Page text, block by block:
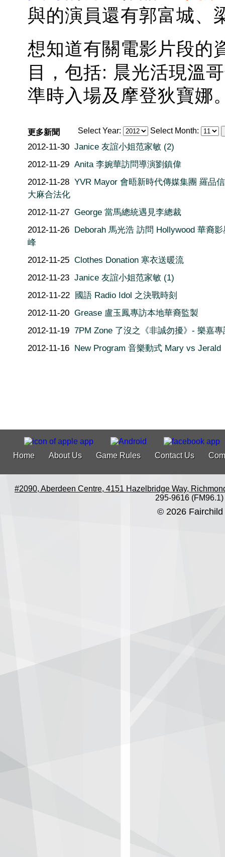
與的演員還有郭富城、
想知道有關電影片段的
目，包括: 晨光活現溫
準時入場及摩登狄寶娜
Select Year: Select Month:
更多新聞
2012-11-30 Janice 友誼小姐范家敏 (2)
2012-11-29 Anita 李婉華訪問導演劉鎮偉
2012-11-28 YVR Mayor 會晤新時代傳媒集團 羅品
大麻合法化
2012-11-27 George 當馬總統遇見李總裁
2012-11-26 Deborah 馬光浩 訪問 Hollywood 華裔
峰
2012-11-25 Clothes Donation 寒衣送暖流
2012-11-23 Janice 友誼小姐范家敏 (1)
2012-11-22 國語 Radio Idol 之決戰時刻
2012-11-20 Grease 盧玉鳳專訪本地華裔監製
2012-11-19 7PM Zone 了沒之《非誠勿擾》- 樂嘉專
2012-11-16 New Program 音樂動式 Mary vs Jerald
Home About Us Game Rules Contact Us
#2090, Aberdeen Centre, 4151 Hazelbridge Way,
295-9616 (FM96.1)
© 2026 Fairchild